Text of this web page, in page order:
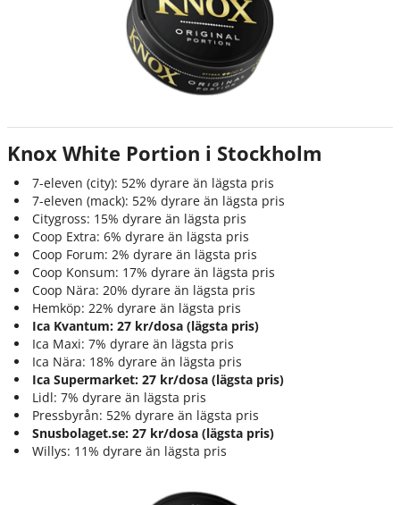
Knox White Portion i Stockholm
7-eleven (city): 52% dyrare än lägsta pris
7-eleven (mack): 52% dyrare än lägsta pris
Citygross: 15% dyrare än lägsta pris
Coop Extra: 6% dyrare än lägsta pris
Coop Forum: 2% dyrare än lägsta pris
Coop Konsum: 17% dyrare än lägsta pris
Coop Nära: 20% dyrare än lägsta pris
Hemköp: 22% dyrare än lägsta pris
Ica Kvantum: 27 kr/dosa (lägsta pris)
Ica Maxi: 7% dyrare än lägsta pris
Ica Nära: 18% dyrare än lägsta pris
Ica Supermarket: 27 kr/dosa (lägsta pris)
Lidl: 7% dyrare än lägsta pris
Pressbyrån: 52% dyrare än lägsta pris
Snusbolaget.se: 27 kr/dosa (lägsta pris)
Willys: 11% dyrare än lägsta pris